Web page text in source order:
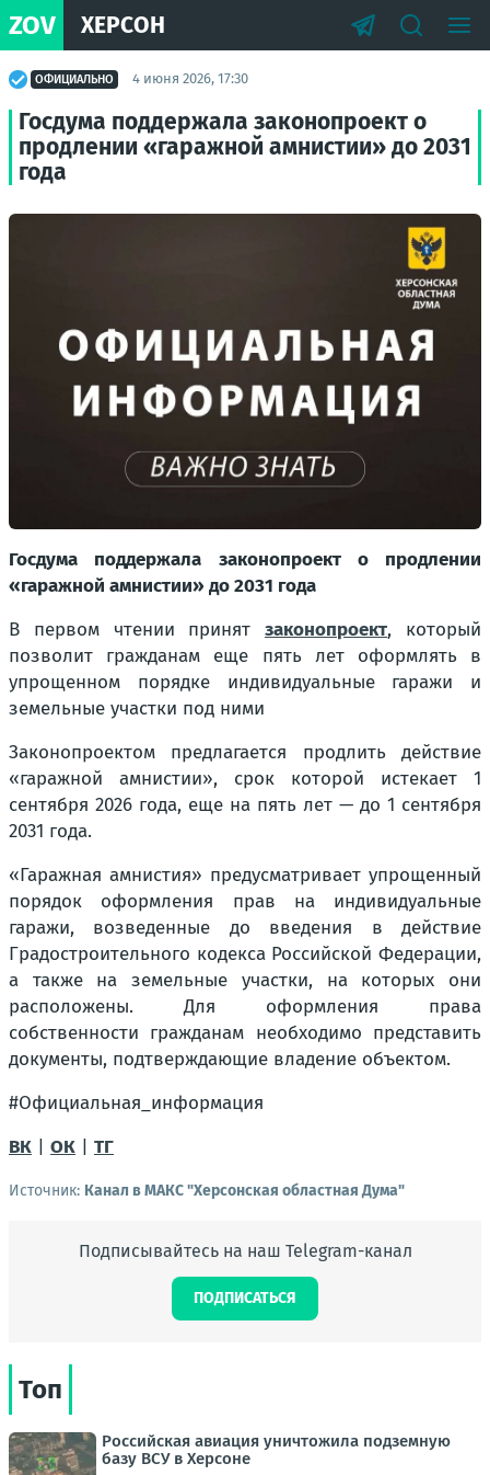
ZOV ХЕРСОН
ОФИЦИАЛЬНО 4 июня 2026, 17:30
Госдума поддержала законопроект о
продлении «гаражной амнистии» до 2031
года
Госдума поддержала законопроект о продлении
«гаражной амнистии» до 2031 года
В первом чтении принятзаконопроект, который
позволит гражданам еще пять лет оформлять в
упрощенном порядке индивидуальные гаражи и
земельные участки под ними
Законопроектом предлагается продлить действие
«гаражной амнистии», срок которой истекает 1
сентября 2026 года, еще на пять лет — до 1 сентября
2031 года.
«Гаражная амнистия» предусматривает упрощенный
порядок оформления прав на индивидуальные
гаражи, возведенные до введения в действие
Градостроительного кодекса Российской Федерации,
а также на земельные участки, на которых они
расположены. Для оформления права
собственности гражданам необходимо представить
документы, подтверждающие владение объектом.
#Официальная_информация
ВК | ОК | ТГ
Источник: Канал в МАКС "Херсонская областная Дума"
Подписывайтесь на наш Telegram-канал
ПОДПИСАТЬСЯ
Топ
Российская авиация уничтожила подземную
базу ВСУ в Херсоне